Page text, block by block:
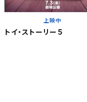
東北
上映中
トイ・ストーリー５